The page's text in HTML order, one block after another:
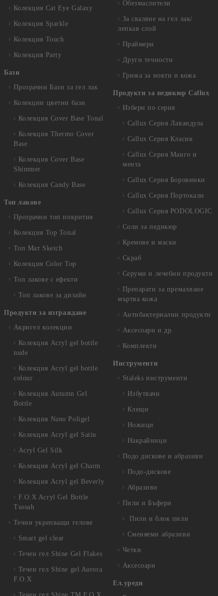
Колекция Cat Eye Galaxy
Колекция Sparkle
Колекция Touch
Колекция Party
Бази
Прозрачни Бази за гел лак
Колекции цветни бази
Колекция Cover Base Tonal
Колекция Thermo Cover
Base
Колекция Cover Base
Shimmer
Колекция Candy Base
Топ лакове
Прозрачни топ покрития
Колекция Top Tonal
Топ Мат Sketch
Колекция Color Top
Топ лакове с ефекти
Топ лакове за дизайн
Продукти за изграждане
Акригел колекции
Колекция Acryl gel bottle
nude
Колекция Acryl gel bottle
colour
Колекция Autumn Gel
Bottle
Колекция Nano Poligel
Колекция Acryl gel Satin
Acryl Gel Silk
Колекция Acryl gel Charm
Колекция Acryl gel Beverly
F.O.X Acryl Gel Bottle
Tussah
Течни укрепващи гелове
Smart gel clear
Течен гел Shine Gel Flakes
Течен гел Shine gel Aurora
F.O.X
Обезмаслители
За сваляне на гел лак/
лепкав слой
Праймери
Други течности
Грижа за нокти и кожа
Продукти за педикюр Callux
Избери по серия
Callux Серия Лавандула
Callux Серия Класик
Callux Серия Манго и
мента
Callux Серия Боровинки
Callux Серия Портокали
Callux Серия PODOLOGIC
Соли за педикюр
Кремове и маски
Скраб
Серуми и лечебни продукти
Препарати за премахване
мъртва кожа
Антибактериални продукти
Аксесоари и др.
Комплекти
Инструменти
Staleks инструменти
Избутвачи
Клещи
Ножици
Накрайници
Подо дискове и абразиви
Подо-дискове
Абразиви
Пили и Бъфери
Пили и блок пили
Сменяеми абразиви
Четки
Аксесоари
Ел.уреди